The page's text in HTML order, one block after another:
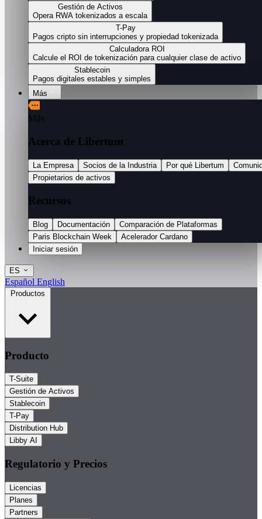
Gestión de Activos
Opera RWA tokenizados a escala
T-Pay
Pagos cripto sin interrupciones y propiedad tokenizada
Calculadora ROI
Calcule el ROI de tokenización para cualquier clase de activo
Stablecoin
Pagos digitales estables y simples
Más
Más
Acerca de Libertum
La Empresa Socios de la Industria Por qué Libertum
Propietarios de activos
Recursos
Blog Documentación
Comparación de Plataformas
Paris Blockchain Week
Acelerador Cardano
Iniciar sesión
ES
Español English
Productos
Producto
T-Suite
Gestión de Activos
Stablecoin
T-Pay
Distribution Hub
Libby AI
Regulatorio y Precios
Licencias
Planes
Partners